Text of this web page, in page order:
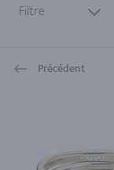
Filtre
Précédent